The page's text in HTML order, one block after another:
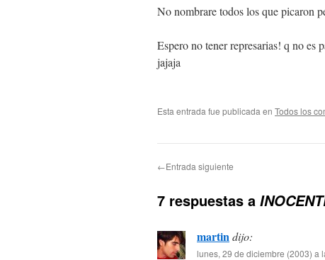
No nombrare todos los que picaron
Espero no tener represarias! q no es
jajaja
Esta entrada fue publicada en Todos los
←Entrada siguiente
7 respuestas a
martindijo:
lunes, 29 de diciembre (2003) a